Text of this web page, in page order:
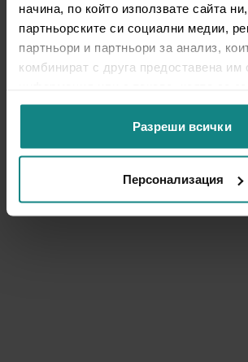
начина, по който използвате сайта
партньорските си социални медии,
партньори и партньори за анализ,
комбинират с друга предоставена им
ползването от Ваша страна на
Разреши всички
Персонализация